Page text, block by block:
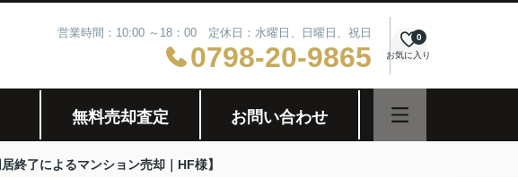
営業時間：10:00 ～18：00 定休日：水曜日、日曜日、祝日
0798-20-9865 お気に入り
0
無料売却査定 お問い合わせ
終了によるマンション売却｜HF様】